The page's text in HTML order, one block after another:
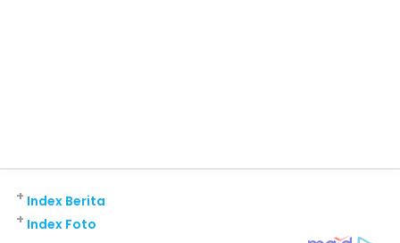
Index Berita
+
Index Foto
+